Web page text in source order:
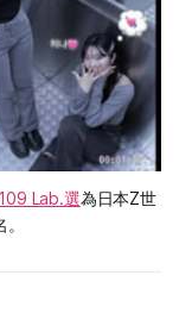
Lab.選為日本Z世